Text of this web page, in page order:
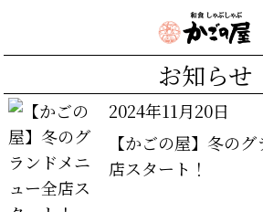
お知らせ
2024年11月20日
【かごの屋】冬の
店スタート！